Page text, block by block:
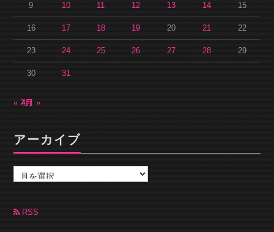
9 10 11 12 13 14 15
16 17 18 19 20 21 22
23 24 25 26 27 28 29
30 31
« 2月4月 »
アーカイブ
カ
ブ RSS